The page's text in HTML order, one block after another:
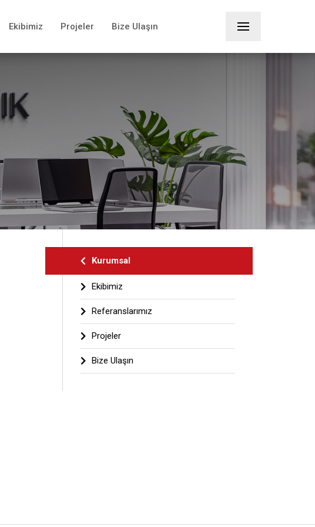
Ekibimiz Projeler Bize Ulaşın
Girayhan Mimarlık
Konya Nişantaşı Mah. Dr.M.Hulusu Baybal Cad.
Sefa İş Merkezi No:303, 42060
SELÇUKLU/KONYA
Bize Ulaşın
Kurumsal
Ekibimiz
Referanslarımız
Projeler
Bize Ulaşın